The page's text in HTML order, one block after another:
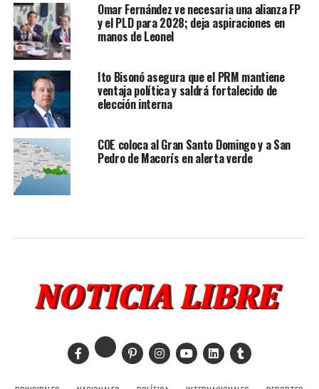
Omar Fernández ve necesaria una alianza FP
y el PLD para 2028; deja aspiraciones en
manos de Leonel
Ito Bisonó asegura que el PRM mantiene
ventaja política y saldrá fortalecido de
elección interna
COE coloca al Gran Santo Domingo y a San
Pedro de Macorís en alerta verde